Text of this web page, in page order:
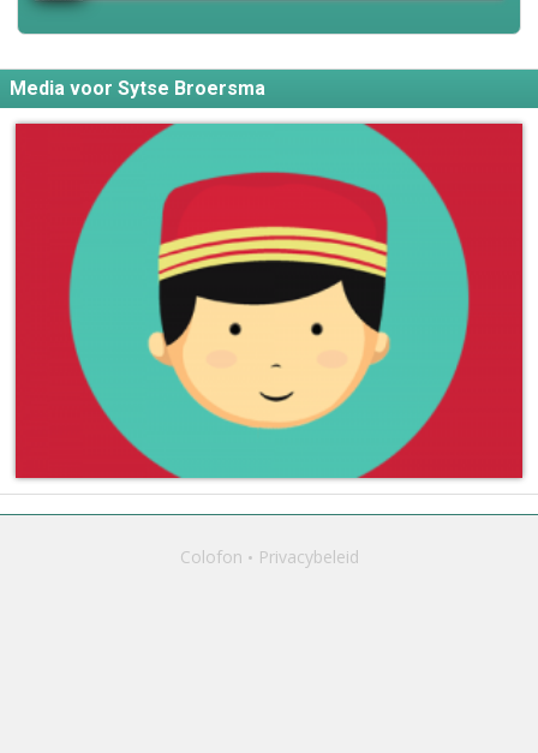
Media voor Sytse Broersma
Colofon Privacybeleid